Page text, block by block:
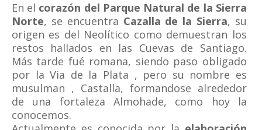
En el corazón del Parque Natural de la Sierra
Norte, se encuentra Cazalla de la Sierra, su
origen es del Neolítico como demuestran los
restos hallados en las Cuevas de Santiago.
Más tarde fué romana, siendo paso obligado
por la Via de la Plata , pero su nombre es
musulman , Castalla, formandose alrededor
de una fortaleza Almohade, como hoy la
conocemos.